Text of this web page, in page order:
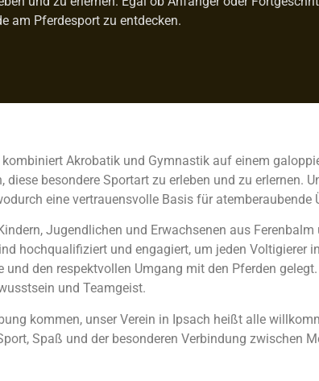
am Pferdesport zu entdecken.
Akrobatik und Gymnastik auf einem
besondere Sportart zu erleben und zu erlernen.
eine vertrauensvolle Basis für atemberaubende
Jugendlichen und Erwachsenen aus
hochqualifiziert und engagiert, um jeden Voltigierer
den respektvollen Umgang mit den Pferden
und Teamgeist.
kommen, unser Verein in Ipsach heißt alle
Spaß und der besonderen Verbindung zwischen